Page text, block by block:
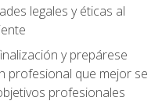
legales y éticas al
y prepárese
profesional que mejor se
profesionales